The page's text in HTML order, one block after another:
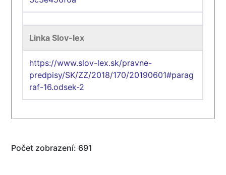
Linka Slov-lex
https://www.slov-lex.sk/pravne-
predpisy/SK/ZZ/2018/170/20190601#parag
raf-16.odsek-2
Počet zobrazení: 691